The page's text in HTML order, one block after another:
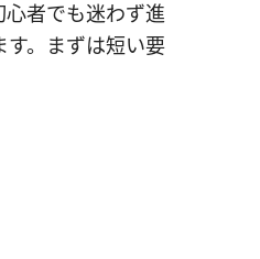
者でも迷わず進
。まずは短い要